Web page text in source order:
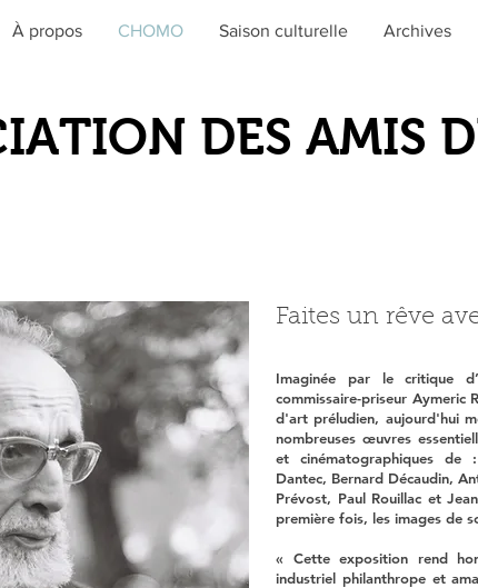
À propos CHOMO Saison culturelle Archives
DES AMIS
Faites un rêve
​Imaginée par le critique
commissaire-priseur Aymeric
d'art préludien, aujourd'hui
nombreuses œuvres
et cinématographiques de
Dantec, Bernard Décaudin,
Prévost, Paul Rouillac et
première fois, les images de
« Cette exposition rend
industriel philanthrope et